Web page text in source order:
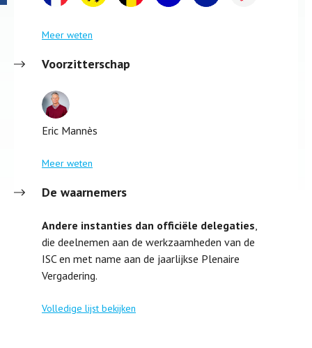
Meer weten
Voorzitterschap
Eric Mannès
Meer weten
De waarnemers
Andere instanties dan officiële delegaties,
die deelnemen aan de werkzaamheden van de
ISC en met name aan de jaarlijkse Plenaire
Vergadering.
Volledige lijst bekijken